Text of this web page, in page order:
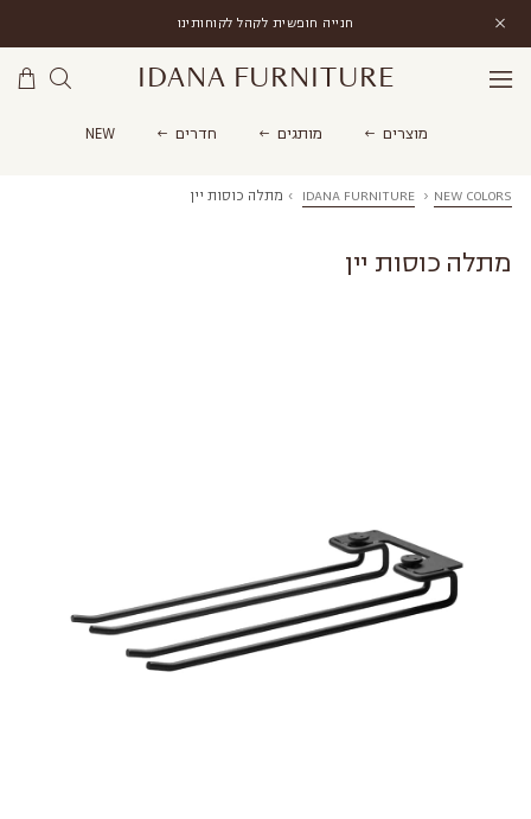
חנייה חופשית לקהל לקוחותינו
IDANA FURNITURE
מוצרים מותגים חדרים NEW
IDANA FURNITURE › NEW COLORS
› מתלה כוסות יין
מתלה כוסות יין